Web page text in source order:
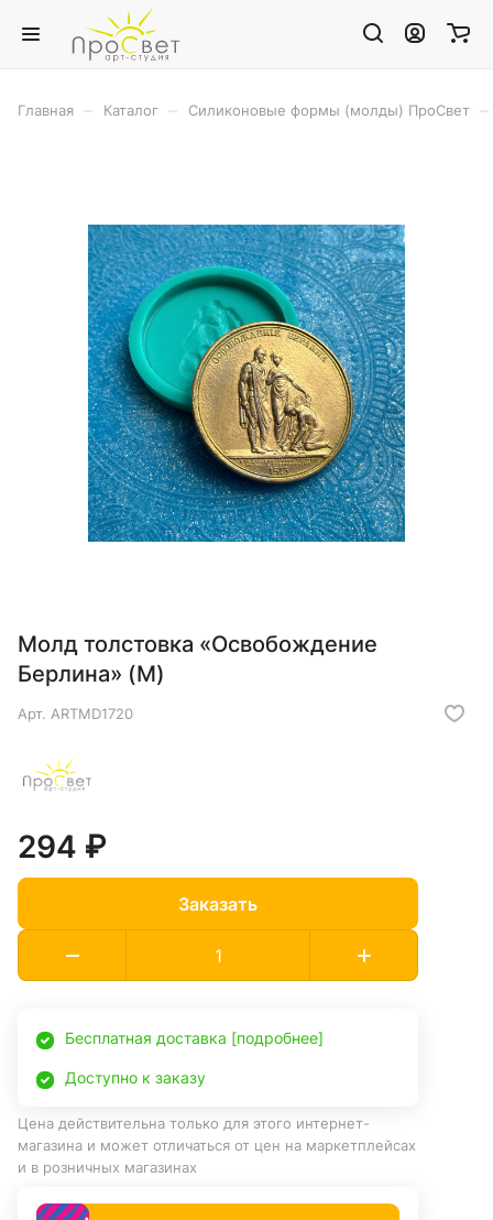
Главная Каталог Силиконовые формы (молды) ПроСвет
Молд толстовка «Освобождение
Берлина» (M)
Арт. ARTMD1720
294 ₽
Заказать
Бесплатная доставка [подробнее]
Доступно к заказу
Цена действительна только для этого интернет-
магазина и может отличаться от цен на маркетплейсах
и в розничных магазинах